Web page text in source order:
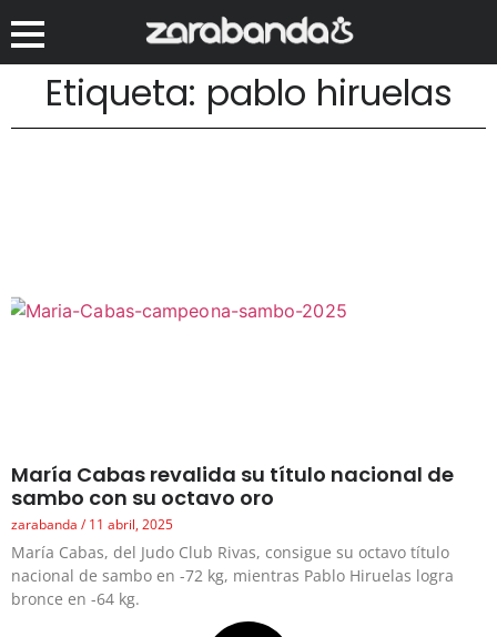
Etiqueta: pablo hiruelas
María Cabas revalida su título nacional de
sambo con su octavo oro
zarabanda 11 abril, 2025
María Cabas, del Judo Club Rivas, consigue su octavo título
nacional de sambo en -72 kg, mientras Pablo Hiruelas logra
bronce en -64 kg.